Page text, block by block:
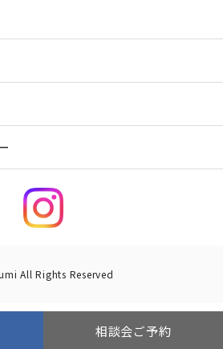
All Rights Reserved
相談会ご予約